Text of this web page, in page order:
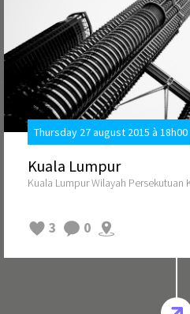
Thursday 27 august 2015 à 18h00
Kuala Lumpur
Kuala Lumpur Wilayah Persekutuan
3 0